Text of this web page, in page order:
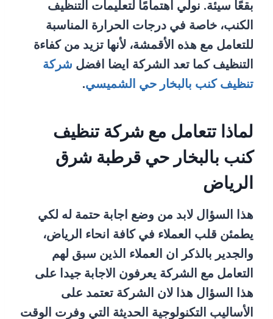
بقعًا سيئة. نولي اهتمامًا لتعليمات التنظيف
الكنب، خاصة في درجات الحرارة المناسبة
للتعامل مع هذه الأقمشة، لأنها تزيد من كفاءة
التنظيف كما تعد الشركة ايضا افضل شركة
تنظيف كنب بالبخار حي الشميسي.
لماذا تتعامل مع شركة تنظيف
كنب بالبخار حي قرطبة شرق
الرياض
هذا السؤال لابد من وضع اجابة حتمة له لكي
يطمئن قلب العملاء في كافة انحاء الرياض،
والجدير بالذكر ان العملاء الذين سبق لهم
التعامل مع الشركة يعرفون الاجابة جيدا على
هذا السؤال هذا لان الشركة تعتمد على
الأساليب التكنولوجية الحديثة التي وفرت الوقت